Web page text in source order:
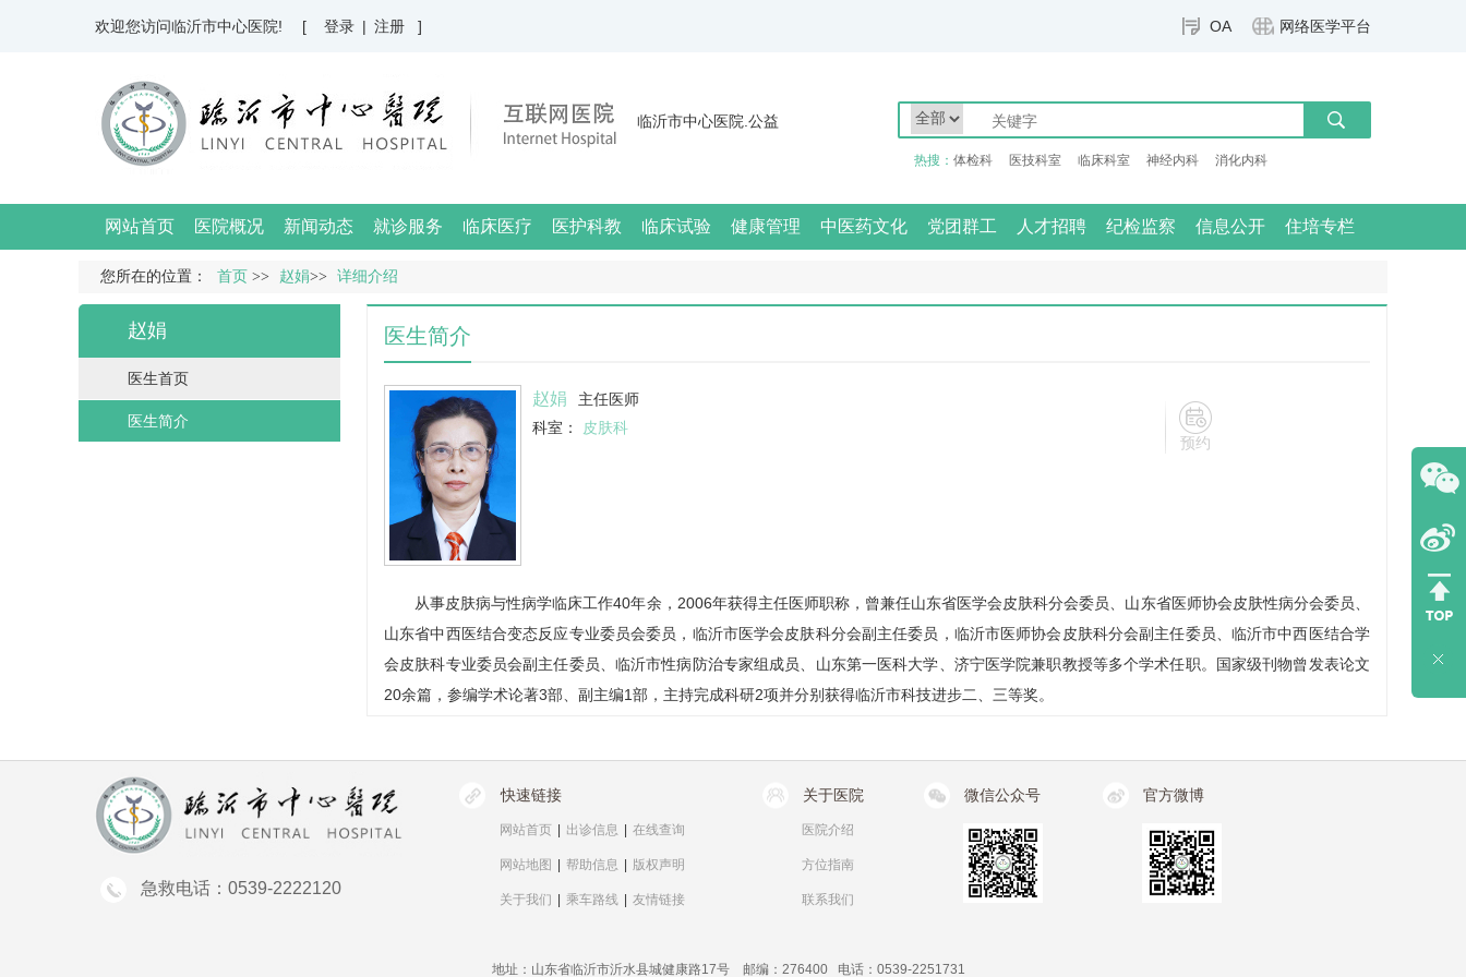
OA 网络医学平台
欢迎您访问临沂市中心医院! [ 登录 | 注册 ]
临沂市中心医院.公益
热搜： 体检科 医技科室 临床科室 神经内科 消化内科
网站首页 医院概况 新闻动态 就诊服务 临床医疗 医护科教 临床试验 健康管理 中医药文化 党团群工 人才招聘 纪检监察 信息公开 住培专栏
您所在的位置： 首页 >> 赵娟>> 详细介绍
赵娟
医生首页
医生简介
医生简介
赵娟
主任医师
科室：
皮肤科
预约
从事皮肤病与性病学临床工作40年余，2006年获得主任医师职称，曾兼任山东省医学会皮肤科分会委员、山东省医师协会皮肤性病分会委员、
山东省中西医结合变态反应专业委员会委员，临沂市医学会皮肤科分会副主任委员，临沂市医师协会皮肤科分会副主任委员、临沂市中西医结合学
会皮肤科专业委员会副主任委员、临沂市性病防治专家组成员、山东第一医科大学、济宁医学院兼职教授等多个学术任职。国家级刊物曾发表论文
20余篇，参编学术论著3部、副主编1部，主持完成科研2项并分别获得临沂市科技进步二、三等奖。
急救电话：0539-2222120
快速链接
网站首页 出诊信息 在线查询
网站地图 帮助信息 版权声明
关于我们 乘车路线 友情链接
关于医院
医院介绍
方位指南
联系我们
微信公众号 官方微博
地址：山东省临沂市沂水县城健康路17号 邮编：276400 电话：0539-2251731